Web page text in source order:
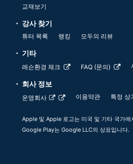
교재보기
강사 찾기
튜터 목록 랭킹 모두의 리뷰
기타
레슨환경 체크 FAQ (문의)
회사 정보
운영회사 이용약관 특정 상
Apple 및 Apple 로고는 미국 및 기타 국가
Google Play는 Google LLC의 상표입니다.